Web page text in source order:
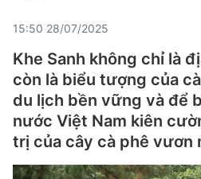
15:50 28/07/2025
Khe Sanh không chỉ là
còn là biểu tượng của
du lịch bền vững và để
nước Việt Nam kiên
trị của cây cà phê vươn